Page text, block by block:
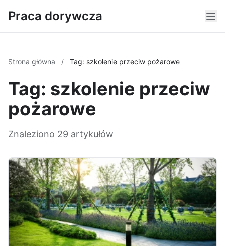
Praca dorywcza
Strona główna / Tag: szkolenie przeciw pożarowe
Tag: szkolenie przeciw
pożarowe
Znaleziono 29 artykułów